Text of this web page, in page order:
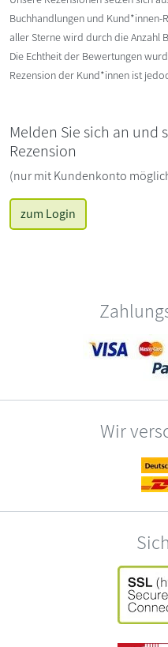
Buchhandlungen und Kund*innen-
aller Sterne wird durch die Anzahl
Die Echtheit der Bewertungen
Rezension der Kund*innen ist
Melden Sie sich an und
Rezension
(nur mit Kundenkonto
zum Login
Wir